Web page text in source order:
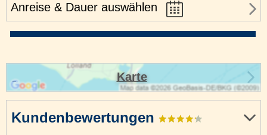
Anreise & Dauer auswählen
Kundenbewertungen
Karte